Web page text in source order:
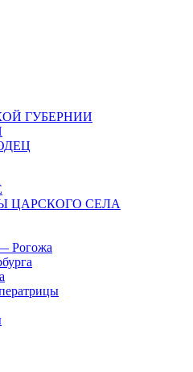
ГУБЕРНИИ
ЦАРСКОГО СЕЛА
Рогожа